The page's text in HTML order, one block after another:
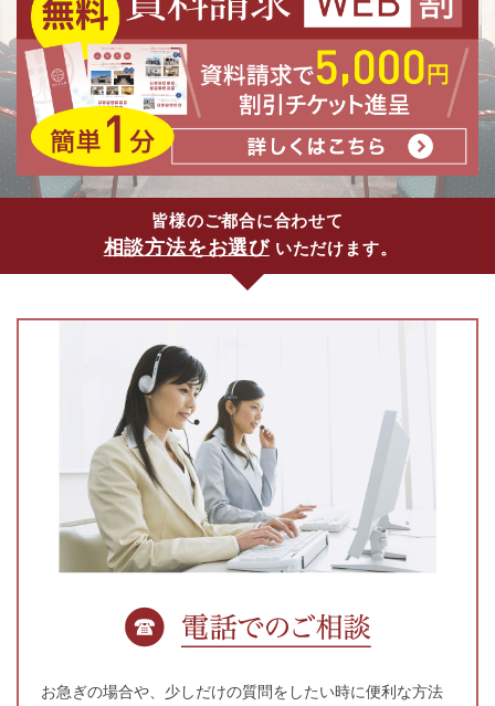
皆様のご都合に合わせて
相談方法をお選び いただけます。
お急ぎの場合や、少しだけの質問をしたい時に便利な方法